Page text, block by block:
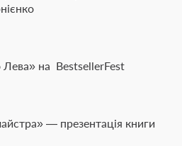
на BestsellerFest
— презентація книги